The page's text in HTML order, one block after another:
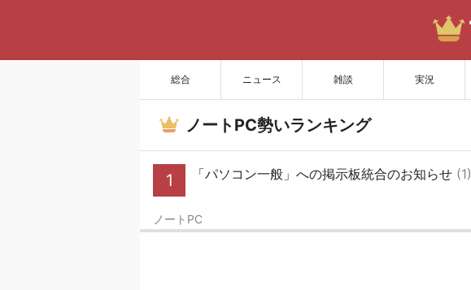
総合 ニュース 雑談 実況
サイトを更新
ノートPC勢いランキング
1 「パソコン一般」への掲示板統合のお知らせ (1)
ノートPC